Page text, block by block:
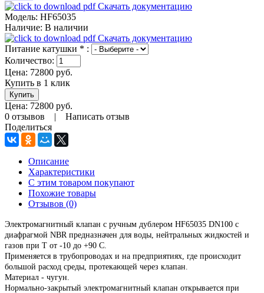
Скачать документацию
Модель: HF65035
Наличие: В наличии
Скачать документацию
Питание катушки * :
Количество:
Цена: 72800 руб.
Купить в 1 клик
Цена: 72800 руб.
0 отзывов | Написать отзыв
Поделиться
Описание
Характеристики
С этим товаром покупают
Похожие товары
Отзывов (0)
Электромагнитный клапан с ручным дублером HF65035 DN100 с
диафрагмой NBR предназначен для воды, нейтральных жидкостей и
газов при Т от -10 до +90 С.
Применяется в трубопроводах и на предприятиях, где происходит
большой расход среды, протекающей через клапан.
Материал - чугун.
Нормально-закрытый электромагнитный клапан открывается при